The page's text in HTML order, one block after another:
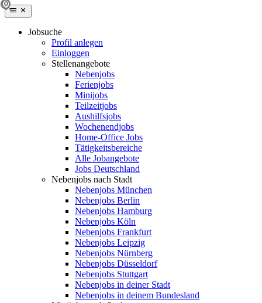
Jobsuche
Profil anlegen
Einloggen
Stellenangebote
Nebenjobs
Ferienjobs
Minijobs
Teilzeitjobs
Aushilfsjobs
Wochenendjobs
Home-Office Jobs
Tätigkeitsbereiche
Alle Jobangebote
Jobs Deutschland
Nebenjobs nach Stadt
Nebenjobs München
Nebenjobs Berlin
Nebenjobs Hamburg
Nebenjobs Köln
Nebenjobs Frankfurt
Nebenjobs Leipzig
Nebenjobs Nürnberg
Nebenjobs Düsseldorf
Nebenjobs Stuttgart
Nebenjobs in deiner Stadt
Nebenjobs in deinem Bundesland